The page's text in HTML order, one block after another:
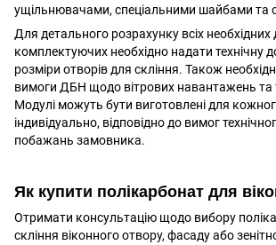
ущільнювачами, спеціальними шайбами ​​та
Для детального розрахунку всіх
комплектуючих необхідно надати технічну
розміри отворів для скління. Також
вимоги ДБН щодо вітрових навантажень та
Модулі можуть бути виготовлені для
індивідуально, відповідно до вимог
побажань замовника.
Як купити полікарбонат для
Отримати консультацію щодо вибору
скління віконного отвору, фасаду або